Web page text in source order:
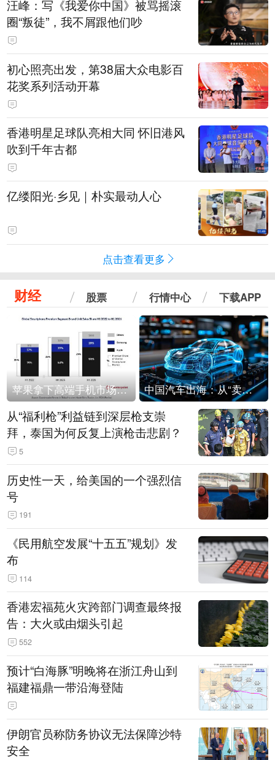
汪峰：写《我爱你中国》被骂摇滚
圈“叛徒”，我不屑跟他们吵
初心照亮出发，第38届大众电影百
花奖系列活动开幕
香港明星足球队亮相大同 怀旧港风
吹到千年古都
亿缕阳光·乡见｜朴实最动人心
点击查看更多
财经 股票 行情中心 下载APP
苹果拿下高端手机市场65%的份额：iPhone 17系列功不可没 中国汽车出海：从“卖出去”到“走进去”
从“福利枪”利益链到深层枪支崇
拜，泰国为何反复上演枪击悲剧？
5
历史性一天，给美国的一个强烈信
号
191
《民用航空发展“十五五”规划》发
布
114
香港宏福苑火灾跨部门调查最终报
告：大火或由烟头引起
552
预计“白海豚”明晚将在浙江舟山到
福建福鼎一带沿海登陆
伊朗官员称防务协议无法保障沙特
安全